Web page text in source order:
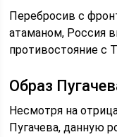
Перебросив с
атаманом, Россия
противостояние с
Образ
Несмотря на
Пугачева, данную